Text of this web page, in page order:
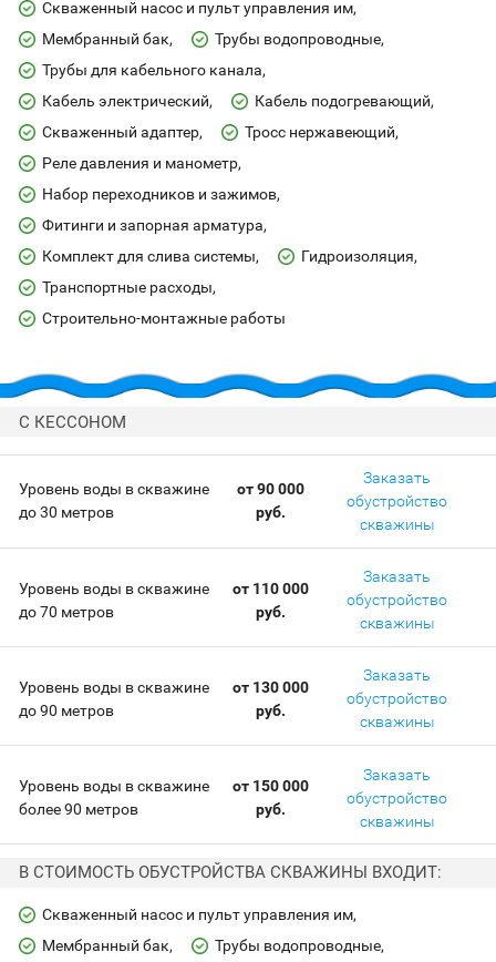
Скваженный насос и пульт управления им
Мембранный бак
Трубы водопроводные
Трубы для кабельного канала
Кабель электрический
Кабель подогревающий
Скваженный адаптер
Тросс нержавеющий
Реле давления и манометр
Набор переходников и зажимов
Фитинги и запорная арматура
Комплект для слива системы
Гидроизоляция
Транспортные расходы
Строительно-монтажные работы
С КЕССОНОМ
Уровень воды в скважине
до 30 метров
от 90 000
руб.
Заказать
обустройство
скважины
Уровень воды в скважине
до 70 метров
от 110 000
руб.
Заказать
обустройство
скважины
Уровень воды в скважине
до 90 метров
от 130 000
руб.
Заказать
обустройство
скважины
Уровень воды в скважине
более 90 метров
от 150 000
руб.
Заказать
обустройство
скважины
В СТОИМОСТЬ ОБУСТРОЙСТВА СКВАЖИНЫ ВХОДИТ:
Скваженный насос и пульт управления им
Мембранный бак
Трубы водопроводные